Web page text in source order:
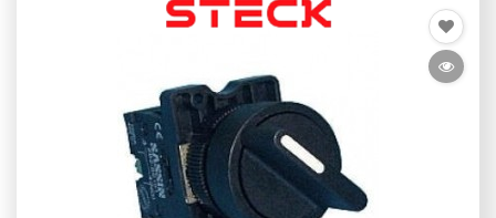
SKU, A-Z